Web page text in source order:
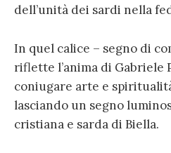
dell’unità dei sardi nella
In quel calice – segno di
riflette l’anima di Gabriele
coniugare arte e
lasciando un segno
cristiana e sarda di Biella.